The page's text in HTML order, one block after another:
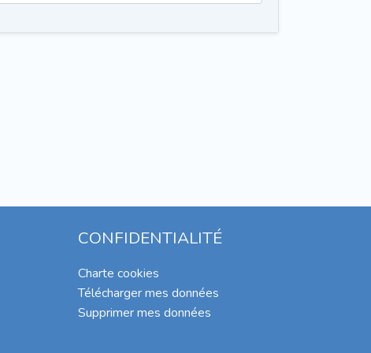
CONFIDENTIALITÉ
Charte cookies
Télécharger mes données
Supprimer mes données